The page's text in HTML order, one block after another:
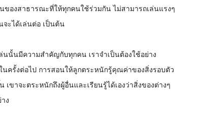
ของสาธารณะที่ให้ทุกคนใช้ร่วมกัน ไม่สามารถเล่นแรงๆ
จะได้เล่นต่อ เป็นต้น
นนั้นมีความสำคัญกับทุกคน เราจำเป็นต้องใช้อย่าง
ครั้งต่อไป การสอนให้ลูกตระหนักรู้คุณค่าของสิ่งรอบตัว
ขาจะตระหนักถึงผู้อื่นและเรียนรู้ได้เองว่าสิ่งของต่างๆ
ง